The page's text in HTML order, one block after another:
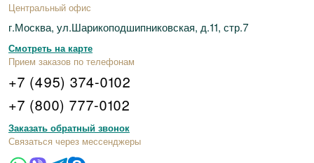
Центральный офис
г.Москва, ул.Шарикоподшипниковская, д.11, стр.7
Смотреть на карте
Прием заказов по телефонам
+7 (495) 374-0102
+7 (800) 777-0102
Заказать обратный звонок
Связаться через мессенджеры